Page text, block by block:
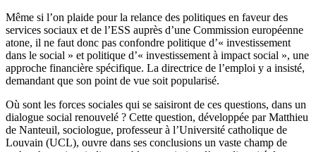
Même si l’on plaide pour la relance des politiques en faveur des
services sociaux et de l’ESS auprès d’une Commission européenne
atone, il ne faut donc pas confondre politique d’« investissement
dans le social » et politique d’« investissement à impact social », une
approche financière spécifique. La directrice de l’emploi y a insisté,
demandant que son point de vue soit popularisé.
Où sont les forces sociales qui se saisiront de ces questions, dans un
dialogue social renouvelé ? Cette question, développée par Matthieu
de Nanteuil, sociologue, professeur à l’Université catholique de
Louvain (UCL), ouvre dans ses conclusions un vaste champ de